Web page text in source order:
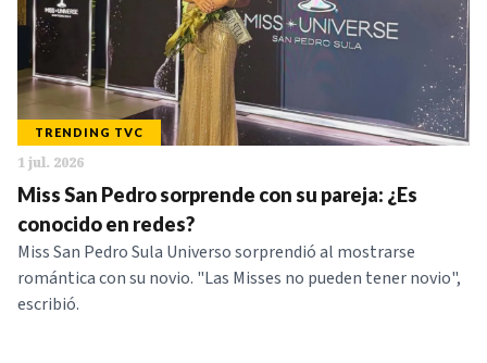
TRENDING TVC
1 jul. 2026
Miss San Pedro sorprende con su pareja: ¿Es
conocido en redes?
Miss San Pedro Sula Universo sorprendió al mostrarse
romántica con su novio. "Las Misses no pueden tener novio",
escribió.